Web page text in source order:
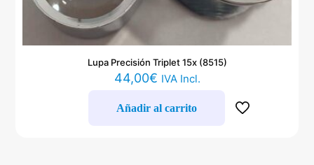
Lupa Precisión Triplet 15x (8515)
44,00€ IVA Incl.
Añadir al carrito